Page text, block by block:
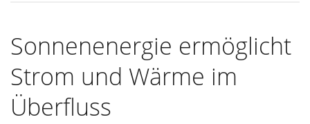
Sonnenenergie ermöglicht
Strom und Wärme im
Überfluss